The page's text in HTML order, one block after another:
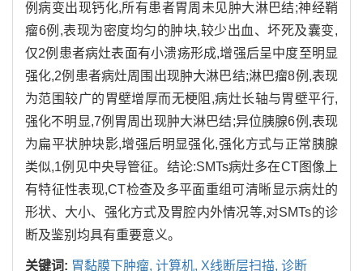
例病变出现钙化,所有患者胃周未见肿大淋巴结;神经鞘
瘤6例,表现为密度均匀的肿块,较少出血、坏死及囊变,
仅2例患者病灶表面有小溃疡形成,增强后呈中度至明显
强化,2例患者病灶周围出现肿大淋巴结;淋巴瘤8例,表现
为范围较广的胃壁增厚而无梗阻,病灶长轴与胃壁平行,
强化不明显,7例胃周出现肿大淋巴结;异位胰腺6例,表现
为扁平状肿块影,增强后明显强化,强化方式与正常胰腺
类似,1例见中央导管征。结论:SMTs病灶多在CT图像上
有特征性表现,CT检查及多平面重组可清晰显示病灶的
形状、大小、强化方式及胃腔内外情况等,对SMTs的诊
断及鉴别均具有重要意义。
关键词: 胃黏膜下肿瘤, 计算机, X线断层扫描, 诊断